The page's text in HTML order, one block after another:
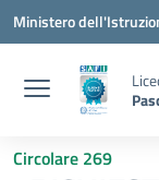
Vai ai contenuti
Vai al menu di
Vai al footer
Ministero
Circolare 269